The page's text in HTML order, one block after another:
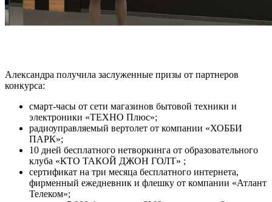
Александра получила заслуженные призы от партнеров
конкурса:
смарт-часы от сети магазинов бытовой техники и
электроники «ТЕХНО Плюс»;
радиоуправляемый вертолет от компании «ХОББИ
ПАРК»;
10 дней бесплатного нетворкинга от образовательного
клуба «КТО ТАКОЙ ДЖОН ГОЛТ» ;
сертификат на три месяца бесплатного интернета,
фирменный ежедневник и флешку от компании «Атлант
Телеком»;